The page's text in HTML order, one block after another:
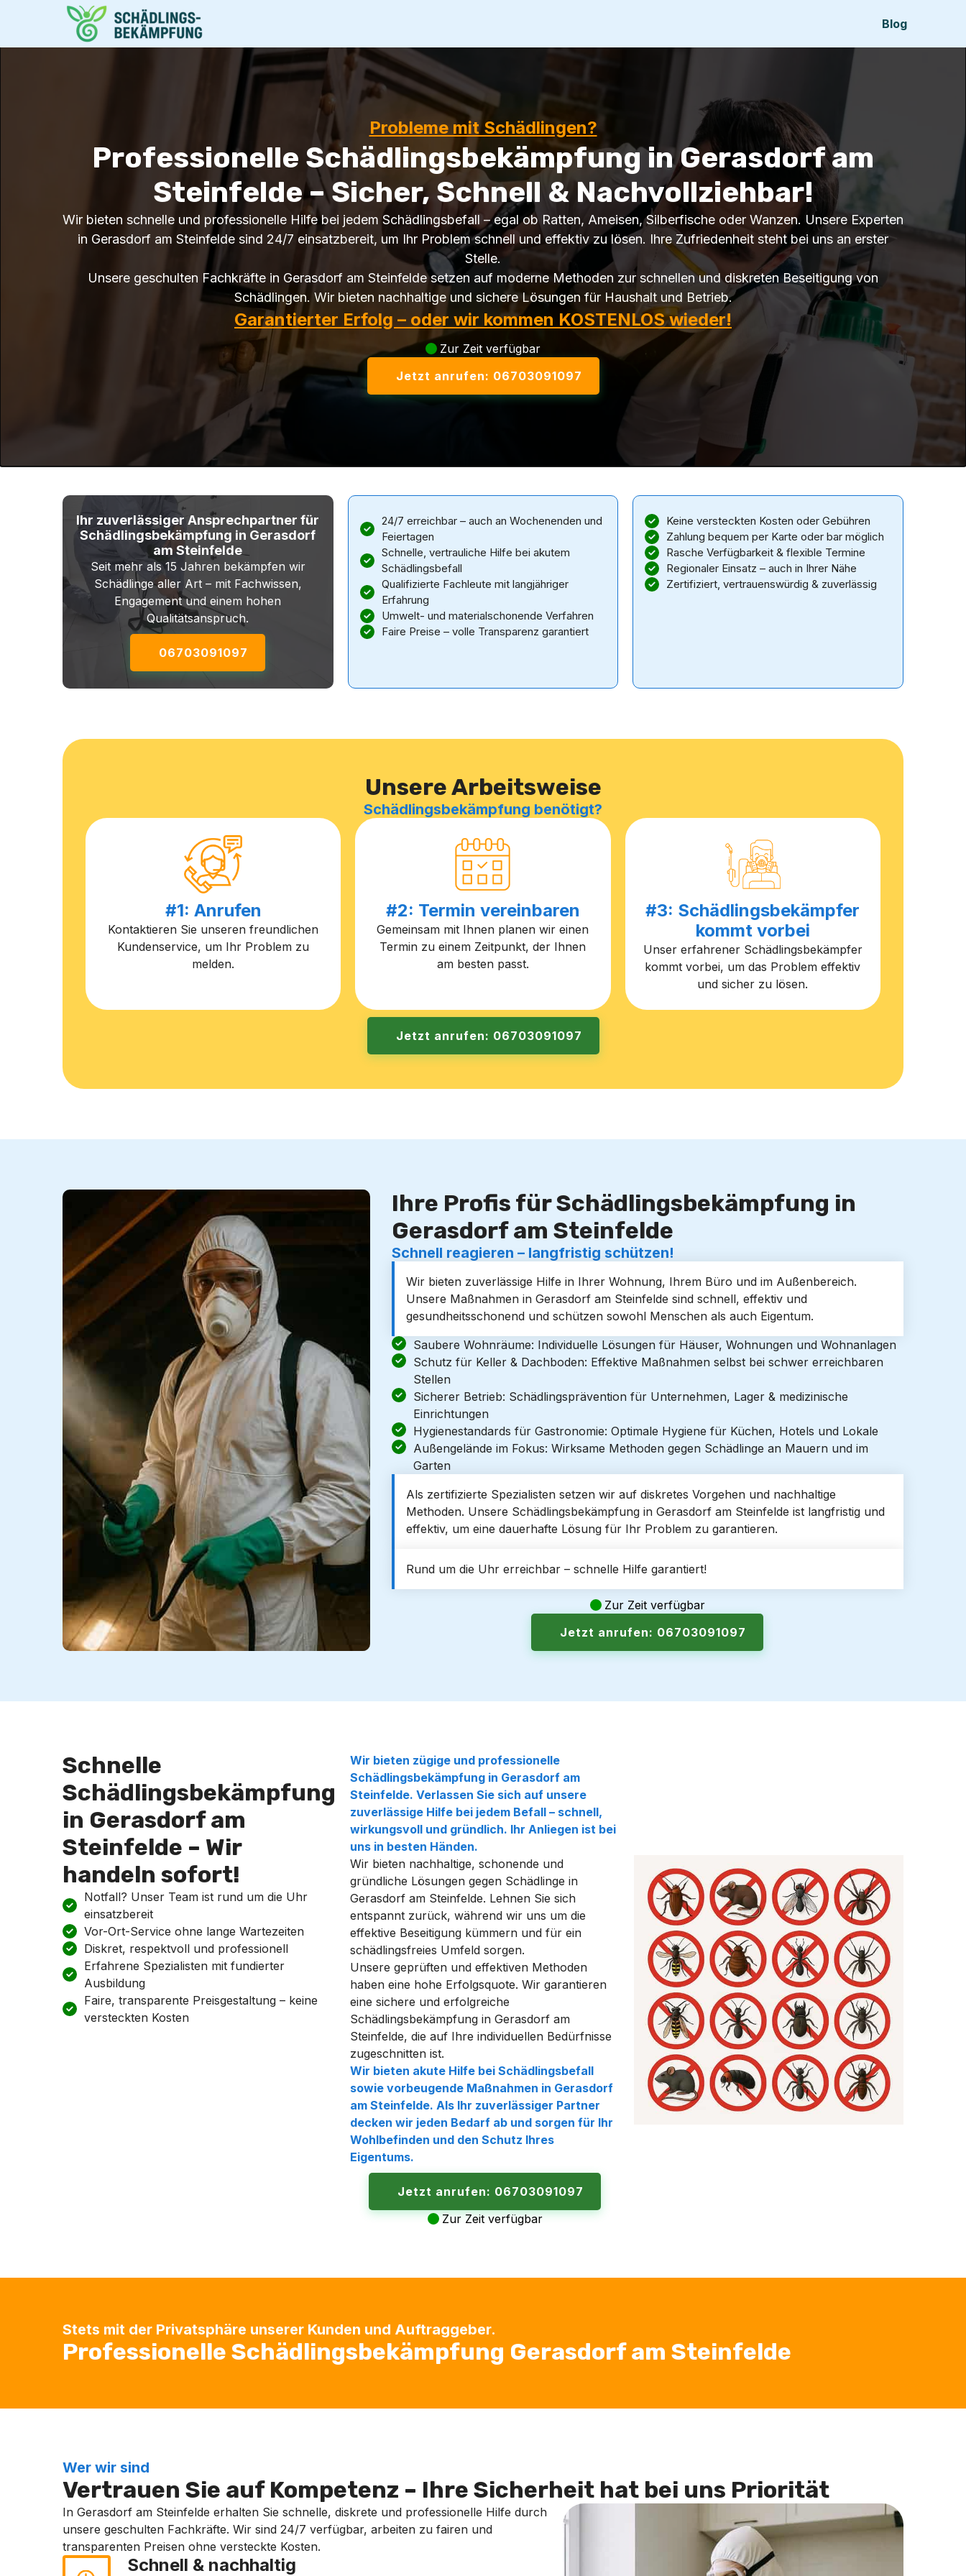
Blog
Probleme mit Schädlingen?
Professionelle Schädlingsbekämpfung in Gerasdorf am
Steinfelde – Sicher, Schnell & Nachvollziehbar!
Wir bieten schnelle und professionelle Hilfe bei jedem Schädlingsbefall – egal ob Ratten, Ameisen, Silberfische oder Wanzen. Unsere Experten
in Gerasdorf am Steinfelde sind 24/7 einsatzbereit, um Ihr Problem schnell und effektiv zu lösen. Ihre Zufriedenheit steht bei uns an erster
Stelle.
Unsere geschulten Fachkräfte in Gerasdorf am Steinfelde setzen auf moderne Methoden zur schnellen und diskreten Beseitigung von
Schädlingen. Wir bieten nachhaltige und sichere Lösungen für Haushalt und Betrieb.
Garantierter Erfolg – oder wir kommen KOSTENLOS wieder!
Zur Zeit verfügbar
Jetzt anrufen: 06703091097
Ihr zuverlässiger Ansprechpartner für
Schädlingsbekämpfung in Gerasdorf
am Steinfelde
Seit mehr als 15 Jahren bekämpfen wir
Schädlinge aller Art – mit Fachwissen,
Engagement und einem hohen
Qualitätsanspruch.
06703091097
24/7 erreichbar – auch an Wochenenden und
Feiertagen
Schnelle, vertrauliche Hilfe bei akutem
Schädlingsbefall
Qualifizierte Fachleute mit langjähriger
Erfahrung
Umwelt- und materialschonende Verfahren
Faire Preise – volle Transparenz garantiert
Keine versteckten Kosten oder Gebühren
Zahlung bequem per Karte oder bar möglich
Rasche Verfügbarkeit & flexible Termine
Regionaler Einsatz – auch in Ihrer Nähe
Zertifiziert, vertrauenswürdig & zuverlässig
Unsere Arbeitsweise
Schädlingsbekämpfung benötigt?
#1: Anrufen
Kontaktieren Sie unseren freundlichen
Kundenservice, um Ihr Problem zu
melden.
#2: Termin vereinbaren
Gemeinsam mit Ihnen planen wir einen
Termin zu einem Zeitpunkt, der Ihnen
am besten passt.
#3: Schädlingsbekämpfer
kommt vorbei
Unser erfahrener Schädlingsbekämpfer
kommt vorbei, um das Problem effektiv
und sicher zu lösen.
Jetzt anrufen: 06703091097
Ihre Profis für Schädlingsbekämpfung in
Gerasdorf am Steinfelde
Schnell reagieren – langfristig schützen!
Wir bieten zuverlässige Hilfe in Ihrer Wohnung, Ihrem Büro und im Außenbereich.
Unsere Maßnahmen in Gerasdorf am Steinfelde sind schnell, effektiv und
gesundheitsschonend und schützen sowohl Menschen als auch Eigentum.
Saubere Wohnräume: Individuelle Lösungen für Häuser, Wohnungen und Wohnanlagen
Schutz für Keller & Dachboden: Effektive Maßnahmen selbst bei schwer erreichbaren
Stellen
Sicherer Betrieb: Schädlingsprävention für Unternehmen, Lager & medizinische
Einrichtungen
Hygienestandards für Gastronomie: Optimale Hygiene für Küchen, Hotels und Lokale
Außengelände im Fokus: Wirksame Methoden gegen Schädlinge an Mauern und im
Garten
Als zertifizierte Spezialisten setzen wir auf diskretes Vorgehen und nachhaltige
Methoden. Unsere Schädlingsbekämpfung in Gerasdorf am Steinfelde ist langfristig und
effektiv, um eine dauerhafte Lösung für Ihr Problem zu garantieren.
Rund um die Uhr erreichbar – schnelle Hilfe garantiert!
Zur Zeit verfügbar
Jetzt anrufen: 06703091097
Schnelle
Schädlingsbekämpfung
in Gerasdorf am
Steinfelde – Wir
handeln sofort!
Notfall? Unser Team ist rund um die Uhr
einsatzbereit
Vor-Ort-Service ohne lange Wartezeiten
Diskret, respektvoll und professionell
Erfahrene Spezialisten mit fundierter
Ausbildung
Faire, transparente Preisgestaltung – keine
versteckten Kosten
Wir bieten zügige und professionelle
Schädlingsbekämpfung in Gerasdorf am
Steinfelde. Verlassen Sie sich auf unsere
zuverlässige Hilfe bei jedem Befall – schnell,
wirkungsvoll und gründlich. Ihr Anliegen ist bei
uns in besten Händen.
Wir bieten nachhaltige, schonende und
gründliche Lösungen gegen Schädlinge in
Gerasdorf am Steinfelde. Lehnen Sie sich
entspannt zurück, während wir uns um die
effektive Beseitigung kümmern und für ein
schädlingsfreies Umfeld sorgen.
Unsere geprüften und effektiven Methoden
haben eine hohe Erfolgsquote. Wir garantieren
eine sichere und erfolgreiche
Schädlingsbekämpfung in Gerasdorf am
Steinfelde, die auf Ihre individuellen Bedürfnisse
zugeschnitten ist.
Wir bieten akute Hilfe bei Schädlingsbefall
sowie vorbeugende Maßnahmen in Gerasdorf
am Steinfelde. Als Ihr zuverlässiger Partner
decken wir jeden Bedarf ab und sorgen für Ihr
Wohlbefinden und den Schutz Ihres
Eigentums.
Jetzt anrufen: 06703091097
Zur Zeit verfügbar
Stets mit der Privatsphäre unserer Kunden und Auftraggeber.
Professionelle Schädlingsbekämpfung Gerasdorf am Steinfelde
Wer wir sind
Vertrauen Sie auf Kompetenz – Ihre Sicherheit hat bei uns Priorität
In Gerasdorf am Steinfelde erhalten Sie schnelle, diskrete und professionelle Hilfe durch
unsere geschulten Fachkräfte. Wir sind 24/7 verfügbar, arbeiten zu fairen und
transparenten Preisen ohne versteckte Kosten.
Schnell & nachhaltig